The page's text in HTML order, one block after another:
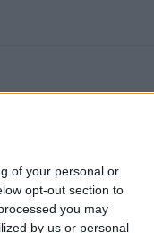
of your personal or
opt-out section to
you may
by us or personal